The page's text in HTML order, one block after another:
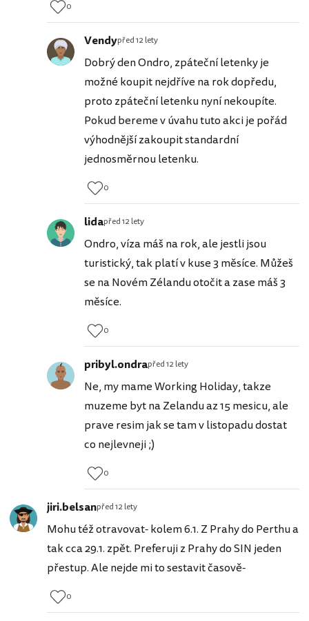
0
Vendypřed 12 lety
Dobrý den Ondro, zpáteční letenky je
možné koupit nejdříve na rok dopředu,
proto zpáteční letenku nyní nekoupíte.
Pokud bereme v úvahu tuto akci je pořád
výhodnější zakoupit standardní
jednosměrnou letenku.
0
lidapřed 12 lety
Ondro, víza máš na rok, ale jestli jsou
turistický, tak platí v kuse 3 měsíce. Můžeš
se na Novém Zélandu otočit a zase máš 3
měsíce.
0
pribyl.ondrapřed 12 lety
Ne, my mame Working Holiday, takze
muzeme byt na Zelandu az 15 mesicu, ale
prave resim jak se tam v listopadu dostat
co nejlevneji ;)
0
jiri.belsanpřed 12 lety
Mohu též otravovat- kolem 6.1. Z Prahy do Perthu a
tak cca 29.1. zpět. Preferuji z Prahy do SIN jeden
přestup. Ale nejde mi to sestavit časově-
0